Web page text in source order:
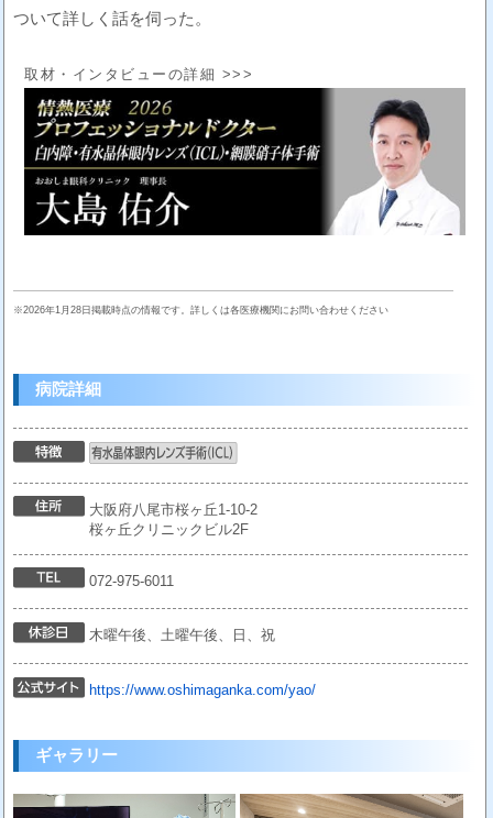
ついて詳しく話を伺った。
取材・インタビューの詳細 >>>
※2026年1月28日掲載時点の情報です。詳しくは各医療機関にお問い合わせください
病院詳細
大阪府八尾市桜ヶ丘1-10-2
桜ヶ丘クリニックビル2F
072-975-6011
木曜午後、土曜午後、日、祝
https://www.oshimaganka.com/yao/
ギャラリー